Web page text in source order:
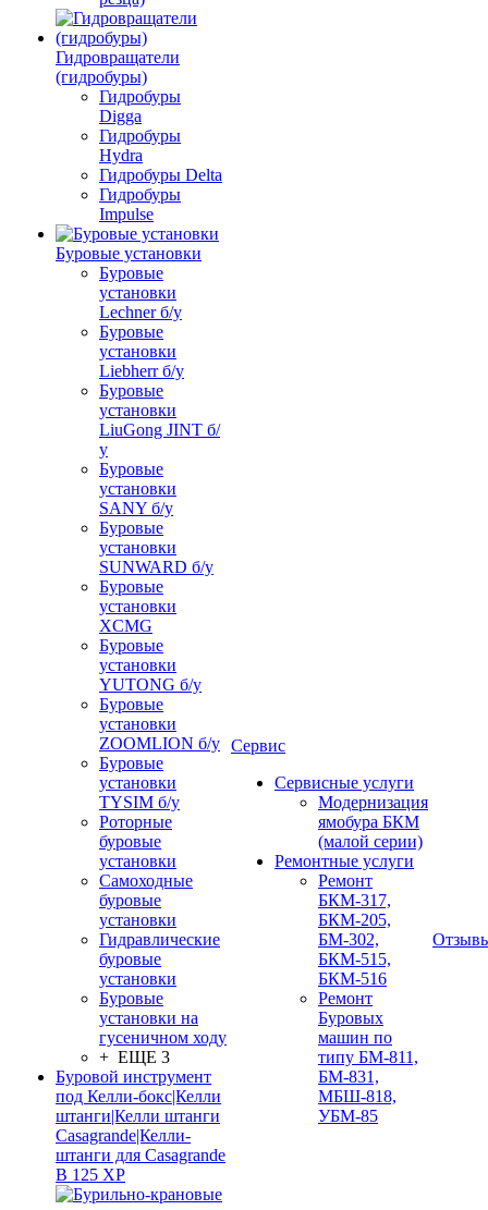
Гидровращатели
(гидробуры)
Гидробуры
Digga
Гидробуры
Hydra
Гидробуры Delta
Гидробуры
Impulse
Буровые установки
Буровые
установки
Lechner б/у
Буровые
установки
Liebherr б/у
Буровые
установки
LiuGong JINT б/
у
Буровые
установки
SANY б/у
Буровые
установки
SUNWARD б/у
Буровые
установки
XCMG
Буровые
установки
YUTONG б/у
Буровые
установки
ZOOMLION б/у
Буровые
установки
TYSIM б/у
Роторные
буровые
установки
Самоходные
буровые
установки
Гидравлические
буровые
установки
Буровые
установки на
гусеничном ходу
+ ЕЩЕ 3
Буровой инструмент
под Келли-бокс|Келли
штанги|Келли штанги
Casagrande|Келли-
штанги для Casagrande
B 125 XP
Сервис
Сервисные услуги
Модернизация
ямобура БКМ
(малой серии)
Ремонтные услуги
Ремонт
БКМ-317,
БКМ-205,
БМ-302,
БКМ-515,
БКМ-516
Ремонт
Буровых
машин по
типу БМ-811,
БМ-831,
МБШ-818,
УБМ-85